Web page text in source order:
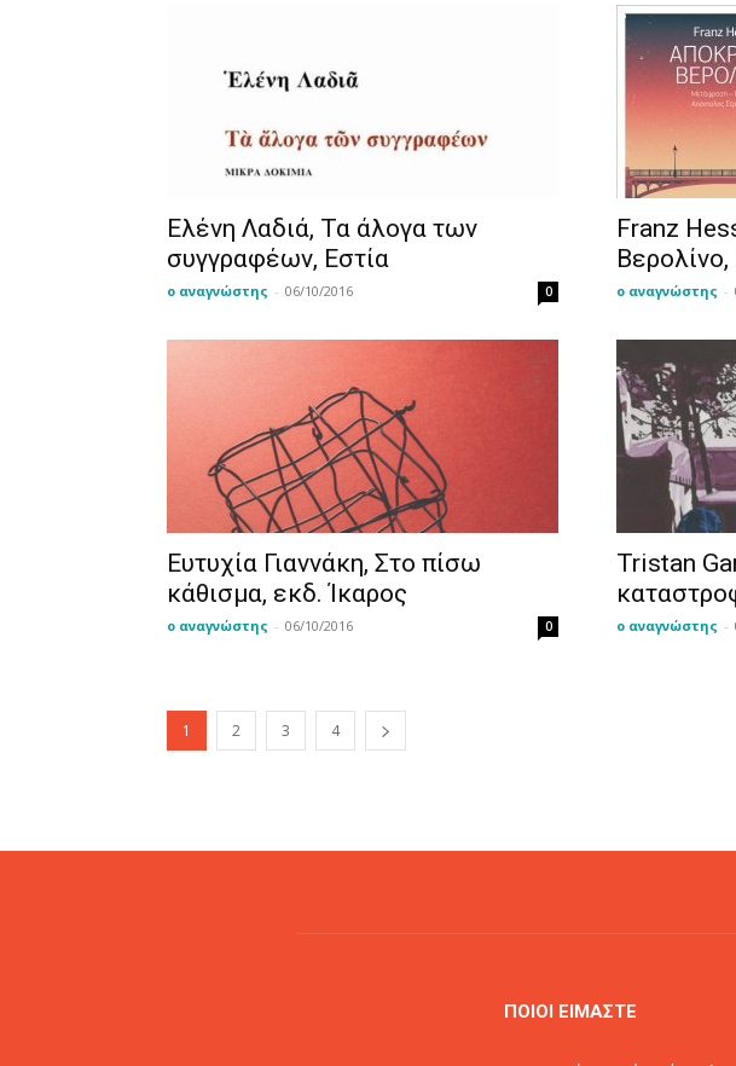
Ελένη Λαδιά, Τα άλογα των
συγγραφέων, Εστία
ο αναγνώστης - 06/10/2016 0
Franz
Βερολίνο,
ο αναγνώστης -
Ευτυχία Γιαννάκη, Στο πίσω
κάθισμα, εκδ. Ίκαρος
ο αναγνώστης - 06/10/2016 0
Tristan
ο αναγνώστης -
1 2 3 4
ΠΟΙΟΙ ΕΙΜΑΣΤΕ